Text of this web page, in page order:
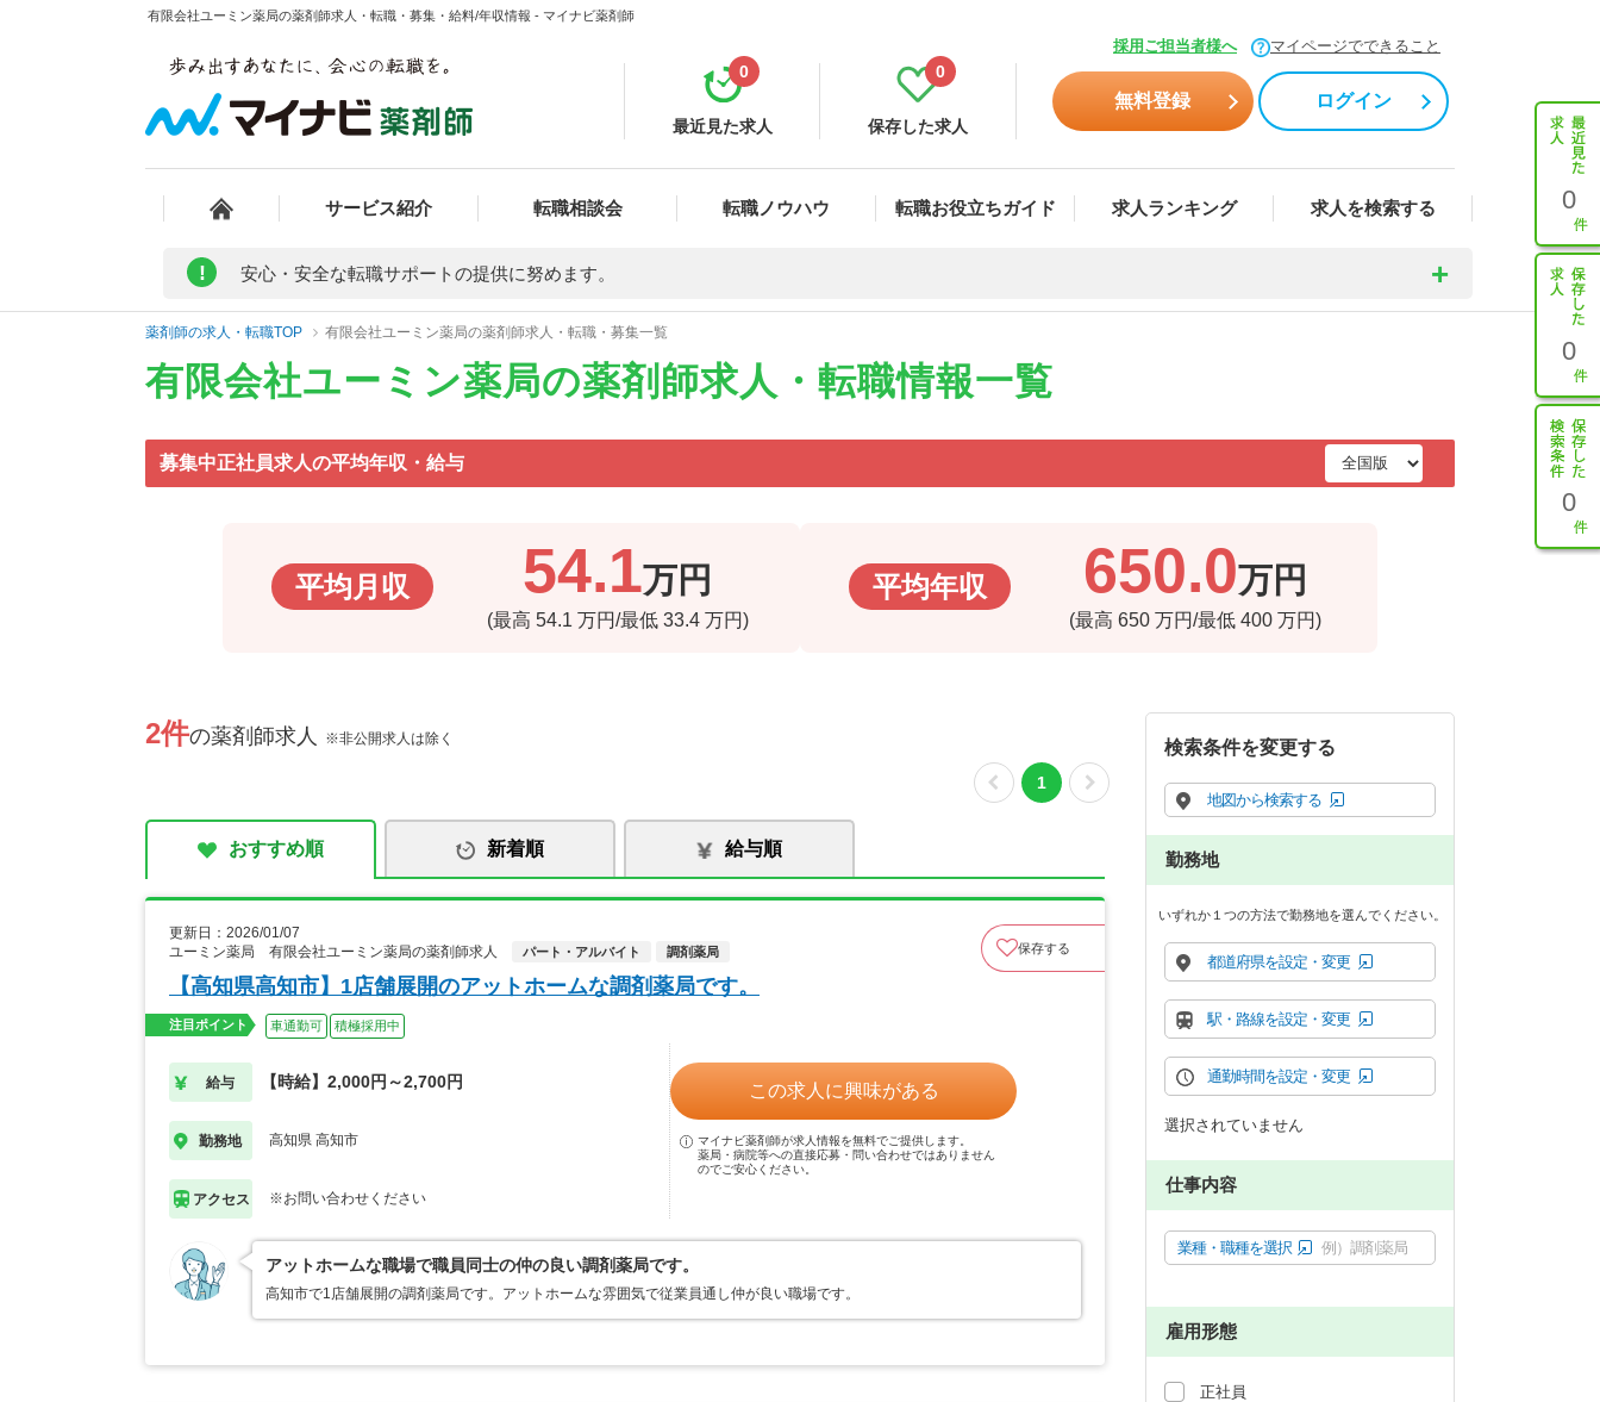
有限会社ユーミン薬局の薬剤師求人・転職・募集・給料/年収情報 - マイナビ薬剤師
採用ご担当者様へ マイページでできること
最近見た求人
0
保存した求人
0
無料登録 ログイン
サービス紹介 転職相談会 転職ノウハウ 転職お役立ちガイド 求人ランキング 求人を検索する 0
0
0
! 安心・安全な転職サポートの提供に努めます。
薬剤師の求人・転職TOP 有限会社ユーミン薬局の薬剤師求人・転職・募集一覧
有限会社ユーミン薬局の薬剤師求人・転職情報一覧
募集中正社員求人の平均年収・給与
平均月収 54.1万円
(最高 54.1 万円/最低 33.4 万円)
平均年収 650.0万円
(最高 650 万円/最低 400 万円)
2件の薬剤師求人 ※非公開求人は除く
1
おすすめ順 新着順 給与順
更新日：2026/01/07
ユーミン薬局 有限会社ユーミン薬局の薬剤師求人
パート・アルバイト 調剤薬局 保存する
【高知県高知市】1店舗展開のアットホームな調剤薬局です。
注目ポイント 車通勤可 積極採用中
給与 【時給】2,000円～2,700円
勤務地 高知県 高知市
アクセス ※お問い合わせください
この求人に興味がある
マイナビ薬剤師が求人情報を無料でご提供します。
薬局・病院等への直接応募・問い合わせではありません
のでご安心ください。
アットホームな職場で職員同士の仲の良い調剤薬局です。
高知市で1店舗展開の調剤薬局です。アットホームな雰囲気で従業員通し仲が良い職場です。
検索条件を変更する
地図から検索する
勤務地
いずれか１つの方法で勤務地を選んでください。
都道府県を設定・変更
駅・路線を設定・変更
通勤時間を設定・変更
選択されていません
仕事内容
業種・職種を選択 例）調剤薬局
雇用形態
正社員